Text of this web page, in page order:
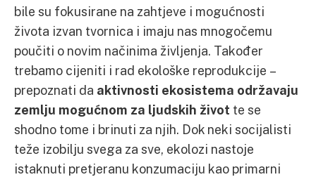
bile su fokusirane na zahtjeve i mogućnosti
života izvan tvornica i imaju nas mnogočemu
poučiti o novim načinima življenja. Također
trebamo cijeniti i rad ekološke reprodukcije –
prepoznati da aktivnosti ekosistema održavaju
zemlju mogućnom za ljudskih život te se
shodno tome i brinuti za njih. Dok neki socijalisti
teže izobilju svega za sve, ekolozi nastoje
istaknuti pretjeranu konzumaciju kao primarni